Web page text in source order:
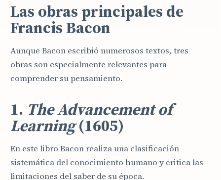
Las obras principales de
Francis Bacon
Aunque Bacon escribió numerosos textos, tres
obras son especialmente relevantes para
comprender su pensamiento.
1. The Advancement of
Learning(1605)
En este libro Bacon realiza una clasificación
sistemática del conocimiento humano y critica las
limitaciones del saber de su época.